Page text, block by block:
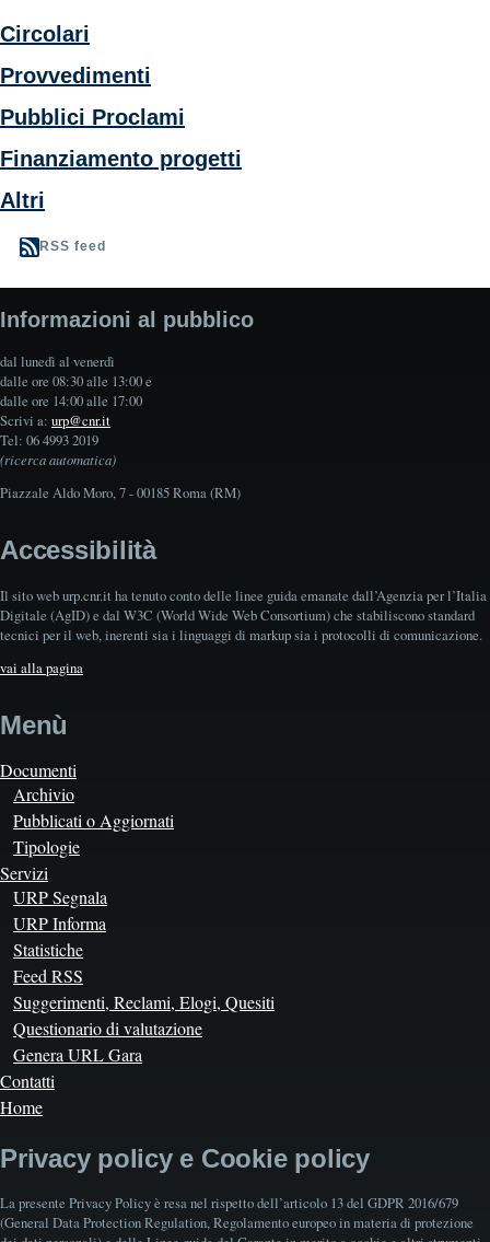
Circolari
Provvedimenti
Pubblici Proclami
Finanziamento progetti
Altri
RSS feed
Informazioni al pubblico
dal lunedì al venerdì
dalle ore 08:30 alle 13:00 e
dalle ore 14:00 alle 17:00
Scrivi a: urp@cnr.it
Tel: 06 4993 2019
(ricerca automatica)
Piazzale Aldo Moro, 7 - 00185 Roma (RM)
Accessibilità
Il sito web urp.cnr.it ha tenuto conto delle linee guida emanate dall’Agenzia per l’Italia
Digitale (AgID) e dal W3C (World Wide Web Consortium) che stabiliscono standard
tecnici per il web, inerenti sia i linguaggi di markup sia i protocolli di comunicazione.
vai alla pagina
Menù
Documenti
Archivio
Pubblicati o Aggiornati
Tipologie
Servizi
URP Segnala
URP Informa
Statistiche
Feed RSS
Suggerimenti, Reclami, Elogi, Quesiti
Questionario di valutazione
Genera URL Gara
Contatti
Home
Privacy policy e Cookie policy
La presente Privacy Policy è resa nel rispetto dell’articolo 13 del GDPR 2016/679
(General Data Protection Regulation, Regolamento europeo in materia di protezione